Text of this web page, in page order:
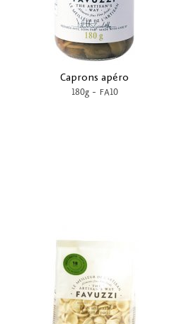
Caprons apéro
180g- FA10